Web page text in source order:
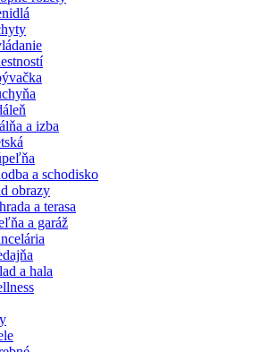
a izba
a schodisko
obrazy
a terasa
a garáž
a hala